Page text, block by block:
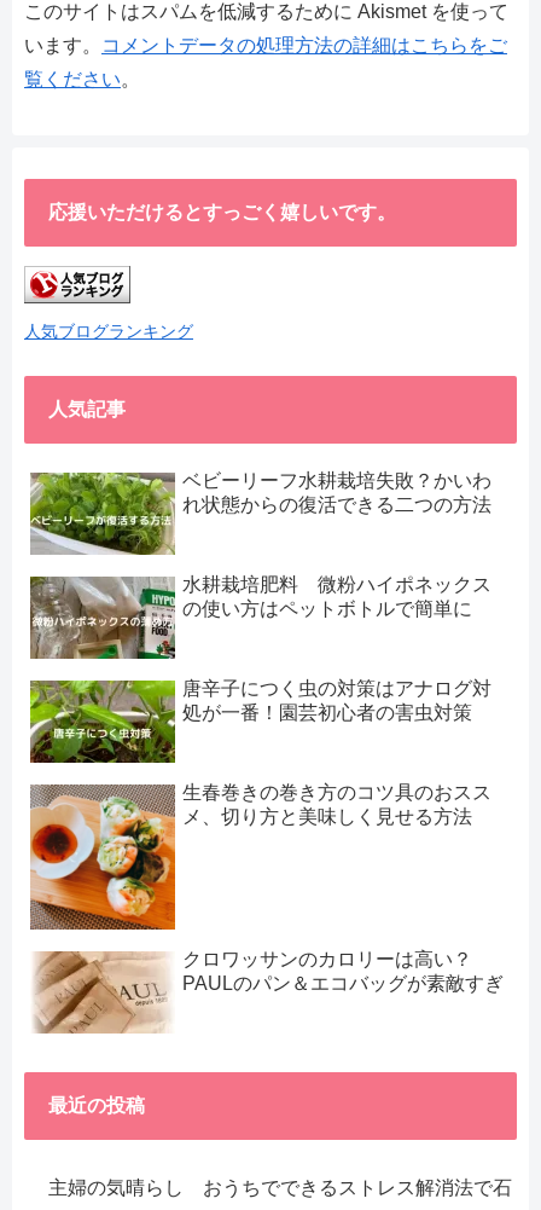
このサイトはスパムを低減するために Akismet を使って
います。
コメントデータの処理方法の詳細はこちらをご
覧ください。
応援いただけるとすっごく嬉しいです。
人気ブログランキング
人気記事
ベビーリーフ水耕栽培失敗？かいわ
れ状態からの復活できる二つの方法
水耕栽培肥料 微粉ハイポネックス
の使い方はペットボトルで簡単に
唐辛子につく虫の対策はアナログ対
処が一番！園芸初心者の害虫対策
生春巻きの巻き方のコツ具のおスス
メ、切り方と美味しく見せる方法
クロワッサンのカロリーは高い？
PAULのパン＆エコバッグが素敵すぎ
最近の投稿
主婦の気晴らし おうちでできるストレス解消法で石